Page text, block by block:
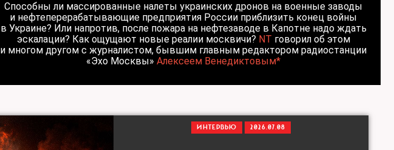
Способны ли массированные налеты украинских дронов на военные заводы
и нефтеперерабатывающие предприятия России приблизить конец войны
в Украине? Или напротив, после пожара на нефтезаводе в Капотне надо ждать
эскалации? Как ощущают новые реалии москвичи? NT говорил об этом
и многом другом с журналистом, бывшим главным редактором радиостанции
«Эхо Москвы» Алексеем Венедиктовым*
ИНТЕРВЬЮ 2026.07.08